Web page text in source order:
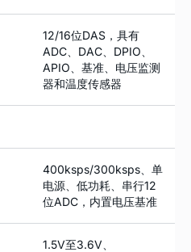
12/16位DAS，具有
ADC、DAC、DPIO、
APIO、基准、电压监测
器和温度传感器
400ksps/300ksps、单
电源、低功耗、串行12
位ADC，内置电压基准
1.5V至3.6V、